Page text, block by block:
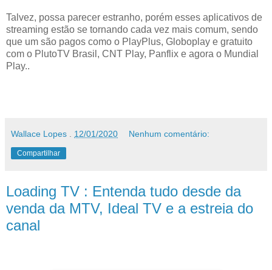
Talvez, possa parecer estranho, porém esses aplicativos de
streaming estão se tornando cada vez mais comum, sendo
que um são pagos como o PlayPlus, Globoplay e gratuito
com o PlutoTV Brasil, CNT Play, Panflix e agora o Mundial
Play..
Wallace Lopes . 12/01/2020 Nenhum comentário:
Compartilhar
Loading TV : Entenda tudo desde da
venda da MTV, Ideal TV e a estreia do
canal